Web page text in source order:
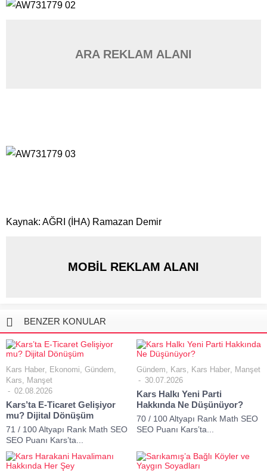
ARA REKLAM ALANI
Kaynak: AĞRI (İHA) Ramazan Demir
MOBİL REKLAM ALANI
BENZER KONULAR
Kars Haber, Ekonomi, Gündem,
Kars, Manşet
02.08.2026
Kars’ta E-Ticaret Gelişiyor
mu? Dijital Dönüşüm
71 / 100 Altyapı Rank Math SEO
SEO Puanı Kars’ta...
Gündem, Kars, Kars Haber, Manşet
30.07.2026
Kars Halkı Yeni Parti
Hakkında Ne Düşünüyor?
70 / 100 Altyapı Rank Math SEO
SEO Puanı Kars’ta...